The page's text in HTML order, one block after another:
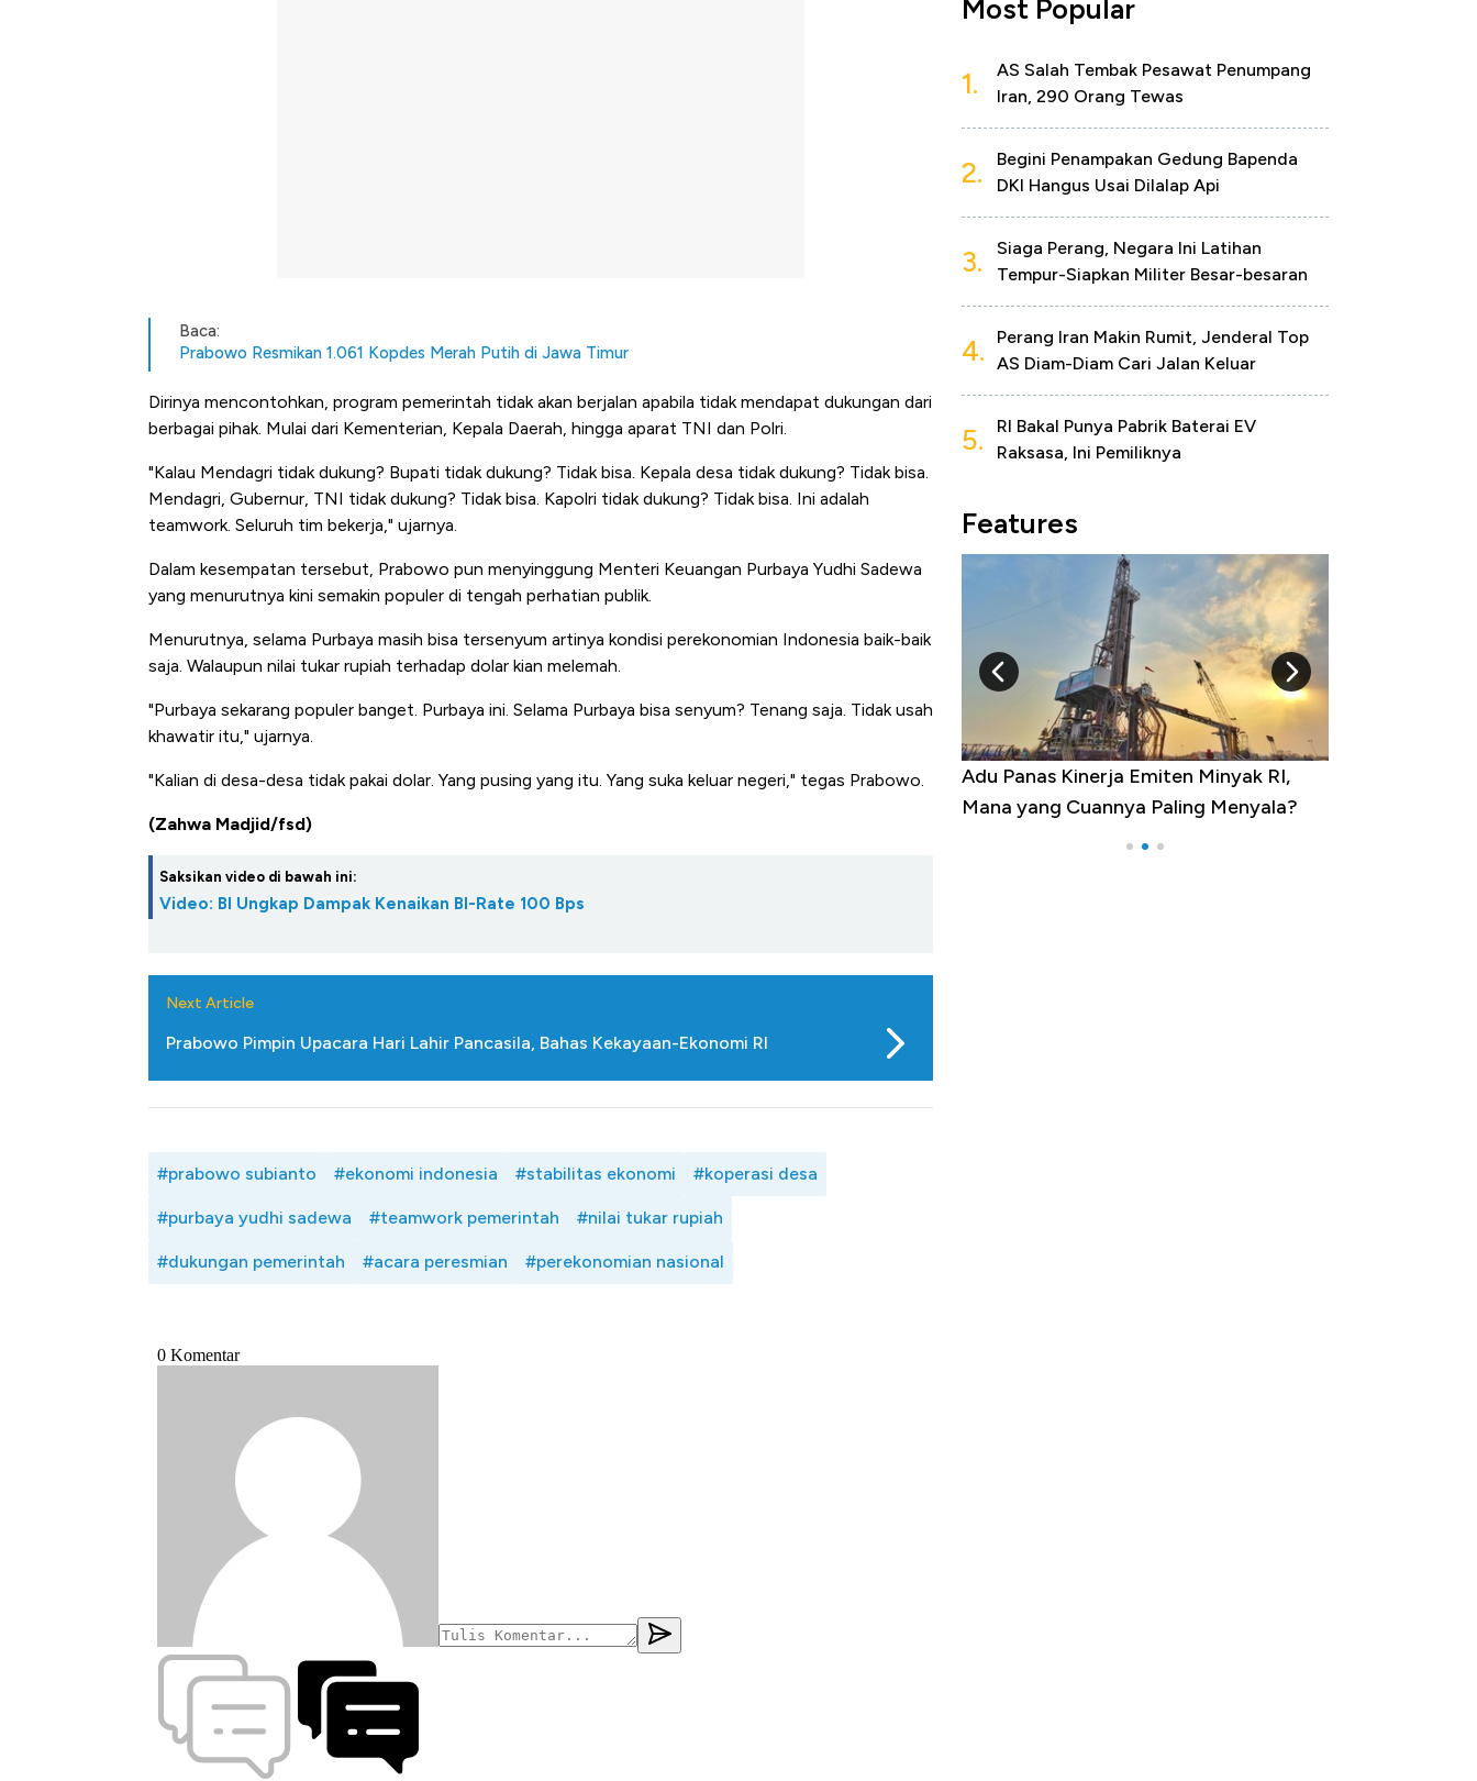
Baca:
Prabowo Resmikan 1.061 Kopdes Merah Putih di Jawa Timur
Dirinya mencontohkan, program pemerintah tidak akan berjalan apabila tidak mendapat dukungan dari
berbagai pihak. Mulai dari Kementerian, Kepala Daerah, hingga aparat TNI dan Polri.
"Kalau Mendagri tidak dukung? Bupati tidak dukung? Tidak bisa. Kepala desa tidak dukung? Tidak bisa.
Mendagri, Gubernur, TNI tidak dukung? Tidak bisa. Kapolri tidak dukung? Tidak bisa. Ini adalah
teamwork. Seluruh tim bekerja," ujarnya.
Dalam kesempatan tersebut, Prabowo pun menyinggung Menteri Keuangan Purbaya Yudhi Sadewa
yang menurutnya kini semakin populer di tengah perhatian publik.
Menurutnya, selama Purbaya masih bisa tersenyum artinya kondisi perekonomian Indonesia baik-baik
saja. Walaupun nilai tukar rupiah terhadap dolar kian melemah.
"Purbaya sekarang populer banget. Purbaya ini. Selama Purbaya bisa senyum? Tenang saja. Tidak usah
khawatir itu," ujarnya.
"Kalian di desa-desa tidak pakai dolar. Yang pusing yang itu. Yang suka keluar negeri," tegas Prabowo.
(Zahwa Madjid/fsd)
Saksikan video di bawah ini:
Video: BI Ungkap Dampak Kenaikan BI-Rate 100 Bps
Next Article
Prabowo Pimpin Upacara Hari Lahir Pancasila, Bahas Kekayaan-Ekonomi RI
#prabowo subianto #ekonomi indonesia #stabilitas ekonomi #koperasi desa
#purbaya yudhi sadewa #teamwork pemerintah #nilai tukar rupiah
#dukungan pemerintah #acara peresmian #perekonomian nasional
Most Popular
1.
AS Salah Tembak Pesawat Penumpang
Iran, 290 Orang Tewas
2.
Begini Penampakan Gedung Bapenda
DKI Hangus Usai Dilalap Api
3.
Siaga Perang, Negara Ini Latihan
Tempur-Siapkan Militer Besar-besaran
4.
Perang Iran Makin Rumit, Jenderal Top
AS Diam-Diam Cari Jalan Keluar
5.
RI Bakal Punya Pabrik Baterai EV
Raksasa, Ini Pemiliknya
Features
Kongo Tutup Keran Ekspor, Harga
Adu Panas Kinerja Emiten Minyak RI,
Mana yang Cuannya Paling Menyala?
10 Provinsi dengan Tingkat
Pengangguran Tertinggi, Ada Jakarta